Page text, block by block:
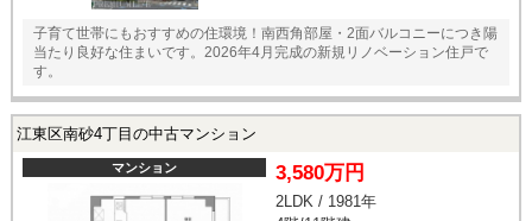
子育て世帯にもおすすめの住環境！南西角部屋・2面バルコニーにつき陽
当たり良好な住まいです。2026年4月完成の新規リノベーション住戸で
す。
江東区南砂4丁目の中古マンション
マンション 3,580万円
2LDK / 1981年